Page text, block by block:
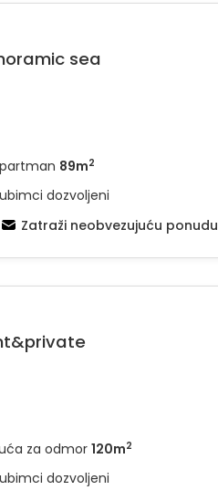
sea
89m2
dozvoljeni
Zatraži neobvezujuću ponudu
za odmor 120m2
dozvoljeni